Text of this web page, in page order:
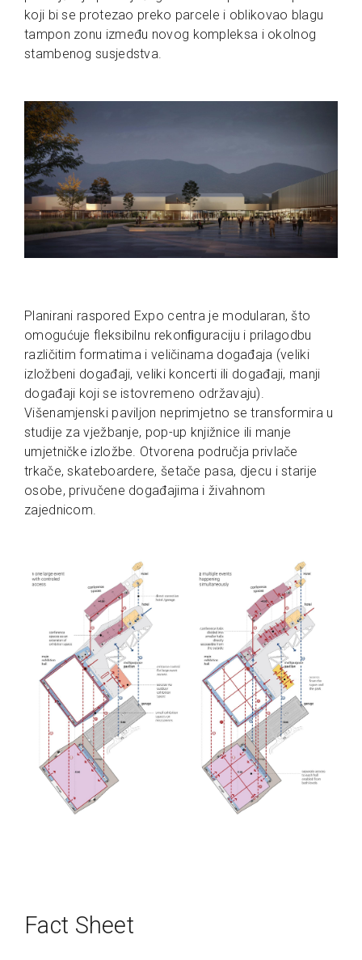
koji bi se protezao preko parcele i oblikovao blagu
tampon zonu između novog kompleksa i okolnog
stambenog susjedstva.
Planirani raspored Expo centra je modularan, što
omogućuje fleksibilnu rekonﬁguraciju i prilagodbu
različitim formatima i veličinama događaja (veliki
izložbeni događaji, veliki koncerti ili događaji, manji
događaji koji se istovremeno održavaju).
Višenamjenski paviljon neprimjetno se transformira u
studije za vježbanje, pop-up knjižnice ili manje
umjetničke izložbe. Otvorena područja privlače
trkače, skateboardere, šetače pasa, djecu i starije
osobe, privučene događajima i živahnom
zajednicom.
Fact Sheet